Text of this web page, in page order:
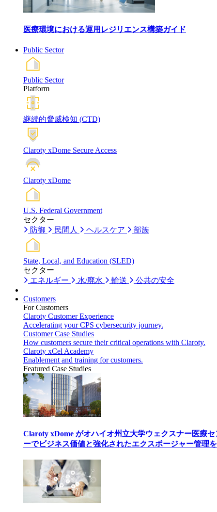
医療環境における運用レジリエンス構築ガイド
Public Sector
Public Sector
Platform
継続的脅威検知 (CTD)
Claroty xDome Secure Access
Claroty xDome
U.S. Federal Government
セクター
防御
民間人 ヘルスケア 部族
State, Local, and Education (SLED)
セクター
エネルギー
水/廃水 輸送 公共の安全
Customers
For Customers
Claroty Customer Experience
Accelerating your CPS cybersecurity journey.
Customer Case Studies
How customers secure their critical operations with Claroty.
Claroty xCel Academy
Enablement and training for customers.
Featured Case Studies
Claroty xDome がオハイオ州立大学ウェクスナー医療セ
ーでビジネス価値と強化されたエクスポージャー管理